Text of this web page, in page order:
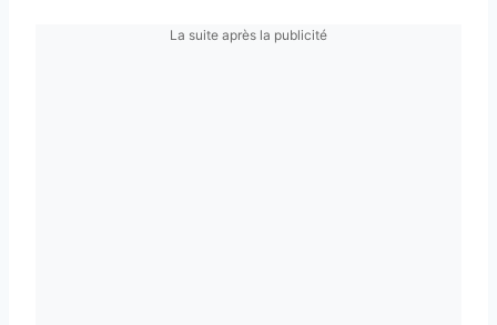
La suite après la publicité